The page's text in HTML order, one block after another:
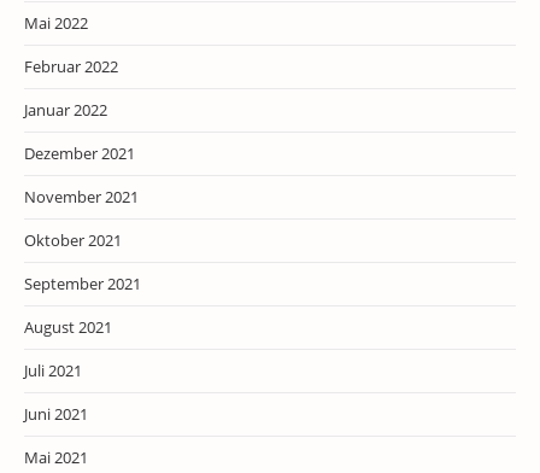
Mai 2022
Februar 2022
Januar 2022
Dezember 2021
November 2021
Oktober 2021
September 2021
August 2021
Juli 2021
Juni 2021
Mai 2021